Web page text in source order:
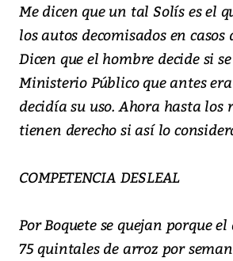
Me dicen que un tal Solís es el
los autos decomisados en
Dicen que el hombre decide si
Ministerio Público que antes
decidía su uso. Ahora hasta los
tienen derecho si así lo
COMPETENCIA DESLEAL
Por Boquete se quejan porque
75 quintales de arroz por